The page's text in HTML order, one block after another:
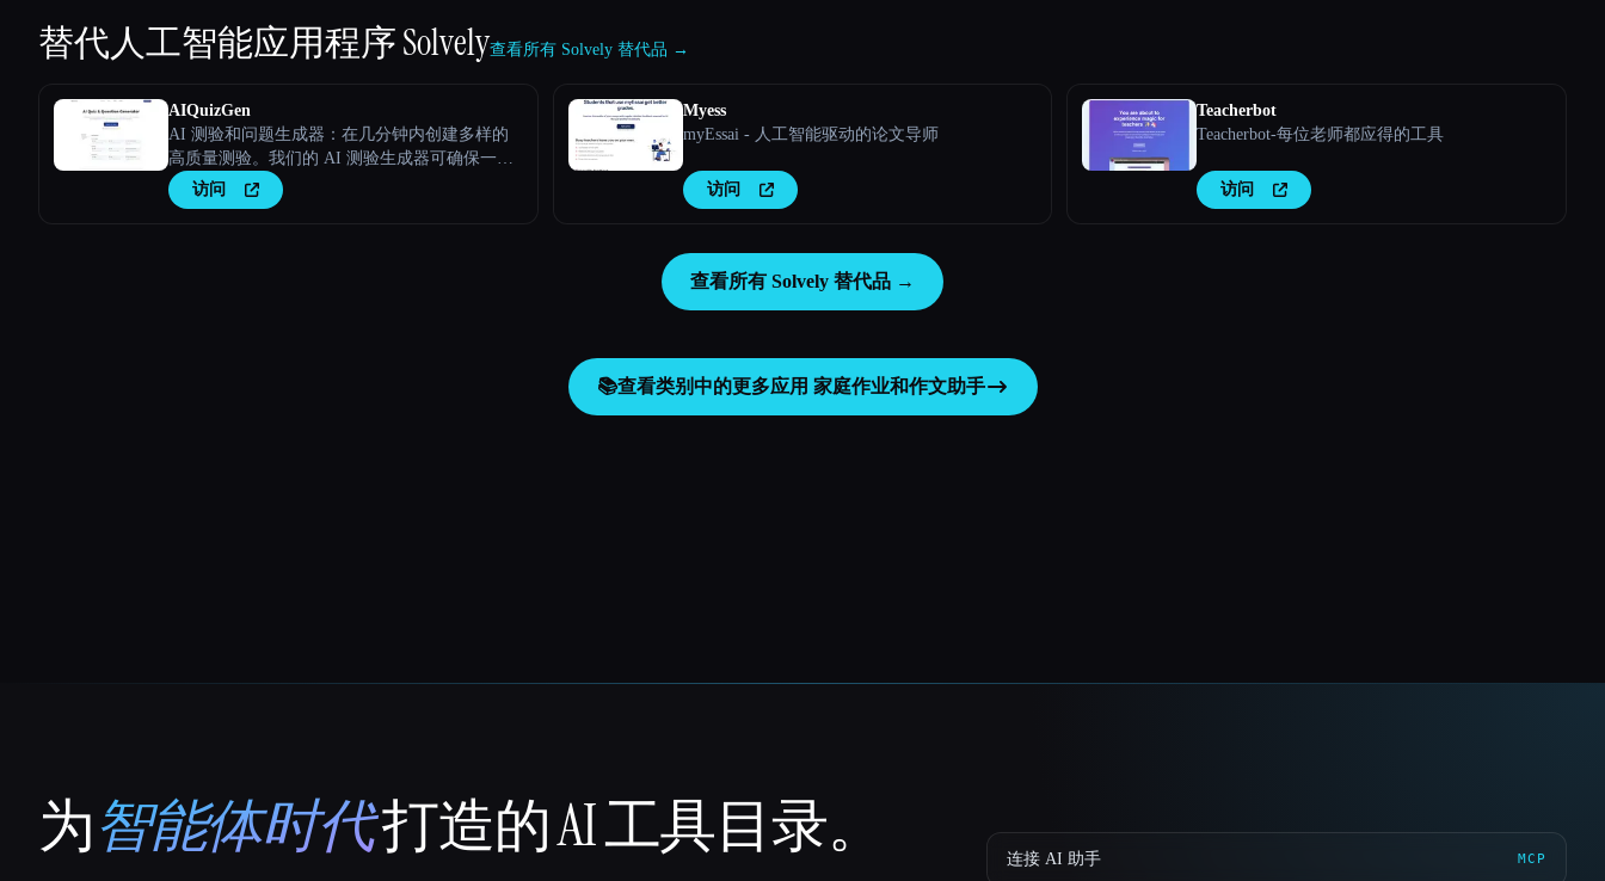
替代人工智能应用程序Solvely查看所有 Solvely 替代品 →
AIQuizGen
AI 测验和问题生成器：在几分钟内创建多样的
高质量测验。我们的 AI 测验生成器可确保一
致、个性化和无错误的评估，从而提升您的结
果。
访问
Myess
myEssai - 人工智能驱动的论文导师
访问
Teacherbot
Teacherbot-每位老师都应得的工具
访问
查看所有 Solvely 替代品 →
📚查看类别中的更多应用 家庭作业和作文助手
That AI Collection
为智能体时代打造的 AI 工具目录。 连接 AI 助手 MCP